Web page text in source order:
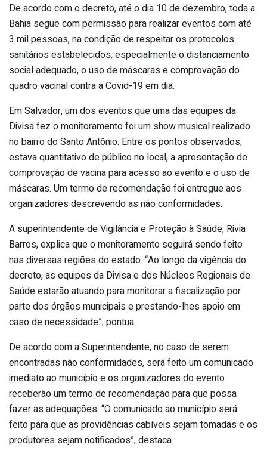
De acordo com o decreto, até o dia 10 de dezembro, toda a
Bahia segue com permissão para realizar eventos com até
3 mil pessoas, na condição de respeitar os protocolos
sanitários estabelecidos, especialmente o distanciamento
social adequado, o uso de máscaras e comprovação do
quadro vacinal contra a Covid-19 em dia.
Em Salvador, um dos eventos que uma das equipes da
Divisa fez o monitoramento foi um show musical realizado
no bairro do Santo Antônio. Entre os pontos observados,
estava quantitativo de público no local, a apresentação de
comprovação de vacina para acesso ao evento e o uso de
máscaras. Um termo de recomendação foi entregue aos
organizadores descrevendo as não conformidades.
A superintendente de Vigilância e Proteção à Saúde, Rivia
Barros, explica que o monitoramento seguirá sendo feito
nas diversas regiões do estado. “Ao longo da vigência do
decreto, as equipes da Divisa e dos Núcleos Regionais de
Saúde estarão atuando para monitorar a fiscalização por
parte dos órgãos municipais e prestando-lhes apoio em
caso de necessidade”, pontua.
De acordo com a Superintendente, no caso de serem
encontradas não conformidades, será feito um comunicado
imediato ao município e os organizadores do evento
receberão um termo de recomendação para que possa
fazer as adequações. “O comunicado ao município será
feito para que as providências cabíveis sejam tomadas e os
produtores sejam notificados”, destaca.